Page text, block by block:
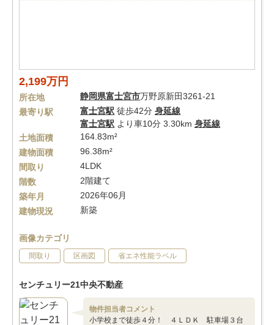
2,199万円
所在地 静岡県富士宮市万野原新田3261-21
最寄り駅
富士宮駅 徒歩42分 身延線
富士宮駅 より車10分 3.30km 身延線
土地面積
164.83m²
建物面積
96.38m²
間取り
4LDK
階数
2階建て
築年月
2026年06月
建物現況
新築
画像カテゴリ
間取り 区画図 省エネ性能ラベル
センチュリー21中央不動産
物件担当者コメント
小学校まで徒歩４分！ ４ＬＤＫ 駐車場３台